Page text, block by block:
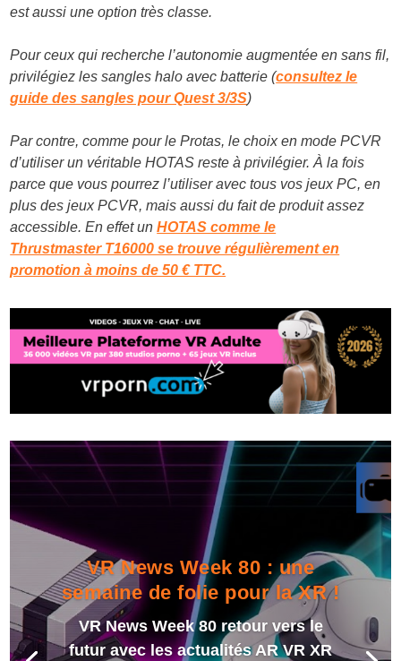
est aussi une option très classe.
Pour ceux qui recherche l’autonomie augmentée en sans fil,
privilégiez les sangles halo avec batterie (consultez le
guide des sangles pour Quest 3/3S)
Par contre, comme pour le Protas, le choix en mode PCVR
d’utiliser un véritable HOTAS reste à privilégier. À la fois
parce que vous pourrez l’utiliser avec tous vos jeux PC, en
plus des jeux PCVR, mais aussi du fait de produit assez
accessible. En effet unHOTAS comme le
Thrustmaster T16000 se trouve régulièrement en
promotion à moins de 50 € TTC.
VR News Week 80 : une
semaine de folie pour la XR !
VR News Week 80 retour vers le
futur avec les actualités AR VR XR